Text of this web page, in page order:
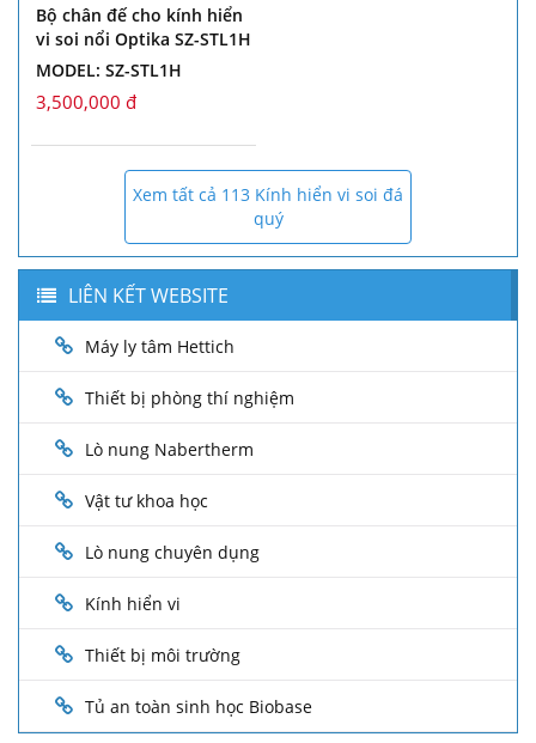
Bộ chân đế cho kính hiển
vi soi nổi Optika SZ-STL1H
MODEL: SZ-STL1H
3,500,000 đ
Xem tất cả 113 Kính hiển vi soi đá
quý
LIÊN KẾT WEBSITE
Máy ly tâm Hettich
Thiết bị phòng thí nghiệm
Lò nung Nabertherm
Vật tư khoa học
Lò nung chuyên dụng
Kính hiển vi
Thiết bị môi trường
Tủ an toàn sinh học Biobase